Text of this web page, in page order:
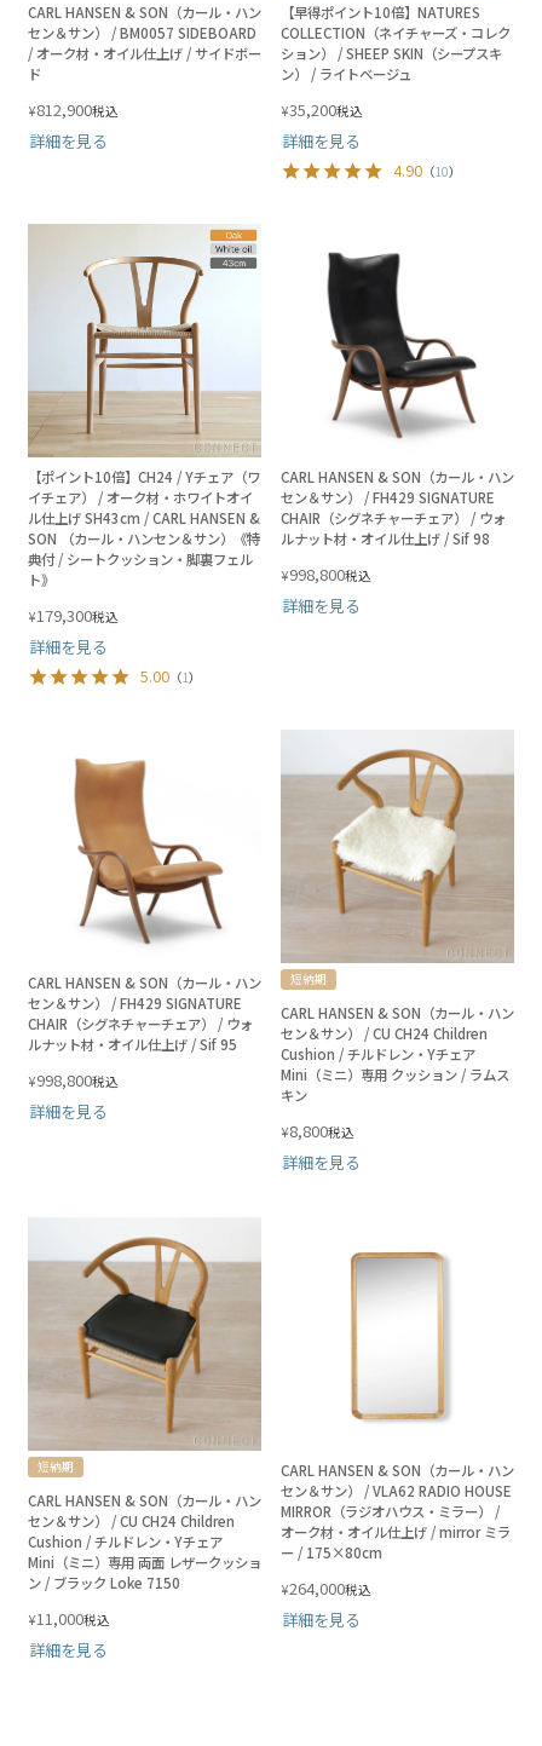
CARL HANSEN & SON（カール・ハン
セン＆サン） / BM0057 SIDEBOARD
/ オーク材・オイル仕上げ / サイドボー
ド
¥812,900税込
詳細を見る
【早得ポイント10倍】NATURES
COLLECTION（ネイチャーズ・コレク
ション） / SHEEP SKIN（シープスキ
ン） / ライトベージュ
¥35,200税込
詳細を見る
4.90 （10）
【ポイント10倍】CH24 / Yチェア（ワ
イチェア） / オーク材・ホワイトオイ
ル仕上げ SH43cm / CARL HANSEN &
SON （カール・ハンセン＆サン）《特
典付 / シートクッション・脚裏フェル
ト》
¥179,300税込
詳細を見る
5.00 （1）
CARL HANSEN & SON（カール・ハン
セン＆サン） / FH429 SIGNATURE
CHAIR（シグネチャーチェア） / ウォ
ルナット材・オイル仕上げ / Sif 98
¥998,800税込
詳細を見る
CARL HANSEN & SON（カール・ハン
セン＆サン） / FH429 SIGNATURE
CHAIR（シグネチャーチェア） / ウォ
ルナット材・オイル仕上げ / Sif 95
¥998,800税込
詳細を見る
短納期
CARL HANSEN & SON（カール・ハン
セン＆サン） / CU CH24 Children
Cushion / チルドレン・Yチェア
Mini（ミニ）専用 クッション / ラムス
キン
¥8,800税込
詳細を見る
短納期
CARL HANSEN & SON（カール・ハン
セン＆サン） / CU CH24 Children
Cushion / チルドレン・Yチェア
Mini（ミニ）専用 両面 レザークッショ
ン / ブラック Loke 7150
¥11,000税込
詳細を見る
CARL HANSEN & SON（カール・ハン
セン＆サン） / VLA62 RADIO HOUSE
MIRROR（ラジオハウス・ミラー） /
オーク材・オイル仕上げ / mirror ミラ
ー / 175×80cm
¥264,000税込
詳細を見る